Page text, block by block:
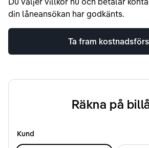
din låneansökan har godkänts.
Ta fram
Räkna på
Kund